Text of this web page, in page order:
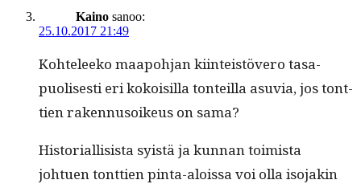
Kaino sanoo:
25.10.2017 21:49
Kohteleeko maapo­h­jan kiin­teistövero tas­a­
puolis­es­ti eri kokoisil­la ton­teil­la asu­via, jos tont­
tien raken­nu­soikeus on sama?
His­to­ri­al­li­sista syistä ja kun­nan toimista
johtuen tont­tien pin­ta-alois­sa voi olla iso­jakin